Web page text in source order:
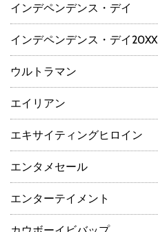
インデペンデンス・デイ
インデペンデンス・デイ20XX
ウルトラマン
エイリアン
エキサイティングヒロイン
エンタメセール
エンターテイメント